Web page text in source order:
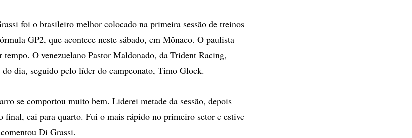
foi o brasileiro melhor colocado na primeira sessão de treinos
GP2, que acontece neste sábado, em Mônaco. O paulista
O venezuelano Pastor Maldonado, da Trident Racing,
do dia, seguido pelo líder do campeonato, Timo Glock.
se comportou muito bem. Liderei metade da sessão, depois
final, cai para quarto. Fui o mais rápido no primeiro setor e estive
Di Grassi.